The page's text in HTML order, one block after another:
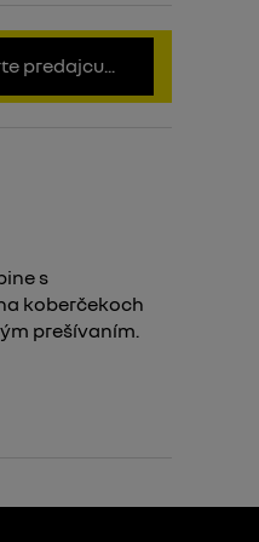
predajcu...
s
koberčekoch
prešívaním.